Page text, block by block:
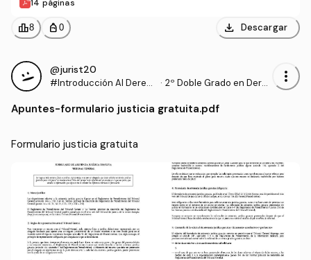
14 páginas
leaderboard8 personal_bag 0 download Descargar
@jurist20
#Introducción Al Derec
· 2º Doble Grado en Dere
ración Pública (US)
more_vert
Apuntes-formulario justicia gratuita.pdf
Formulario justicia gratuita